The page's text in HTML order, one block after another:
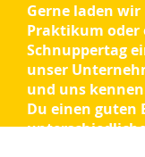
Gerne laden
Praktikum oder
Schnuppertag
unser
und uns
Du einen guten